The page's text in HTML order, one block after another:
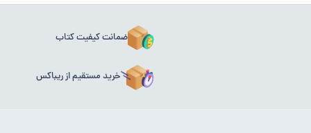
ضمانت کیفیت کتاب
خرید مستقیم از ریباکس